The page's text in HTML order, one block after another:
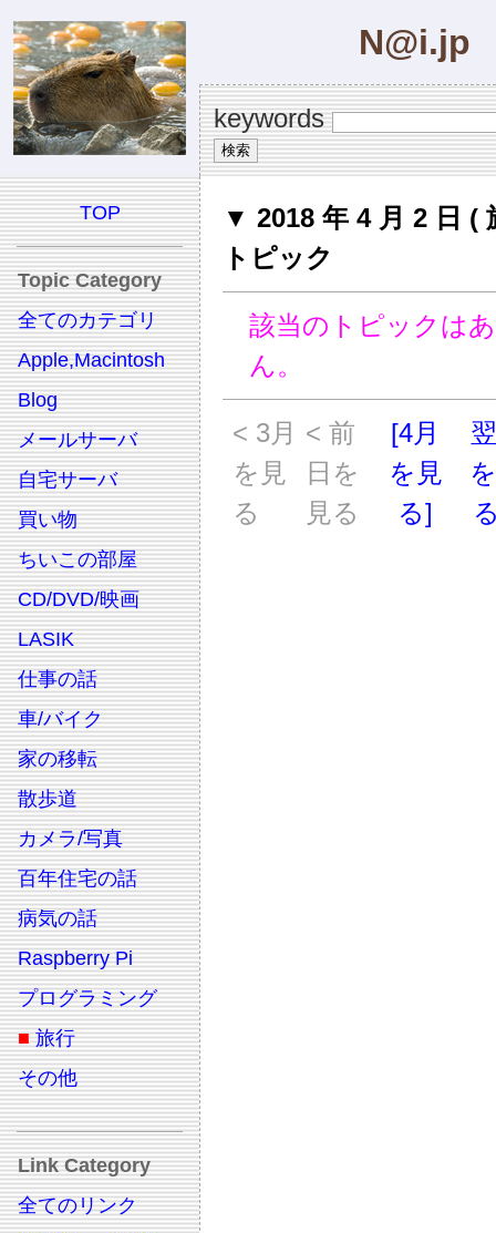
N@i.jp
keywords
TOP
Topic Category
全てのカテゴリ
Apple,Macintosh
Blog
メールサーバ
自宅サーバ
買い物
ちいこの部屋
CD/DVD/映画
LASIK
仕事の話
車/バイク
家の移転
散歩道
カメラ/写真
百年住宅の話
病気の話
Raspberry Pi
プログラミング
■ 旅行
その他
Link Category
全てのリンク
▼ 2018 年 4 月 2 日 (
トピック
該当のトピックは
ん。
< 3月
を見
る
< 前
日を
見る
[4月
を見
る]